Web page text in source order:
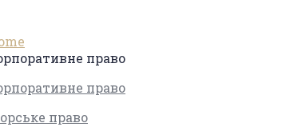
право
право
право